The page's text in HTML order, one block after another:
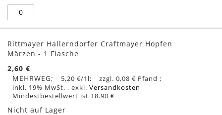
Rittmayer Hallerndorfer Craftmayer Hopfen
Märzen - 1 Flasche
2,60 €
MEHRWEG
5,20 €/1l
0,08 €
inkl. 19% MwSt. , exkl. Versandkosten
Mindestbestellwert ist 18.90 €
Nicht auf Lager